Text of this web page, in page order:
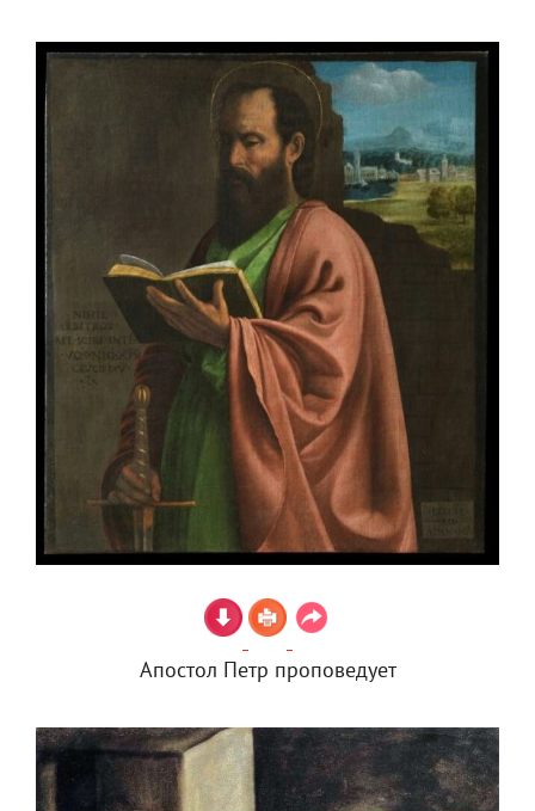
Апостол Петр проповедует